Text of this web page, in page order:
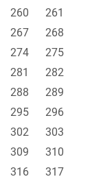
260
261
267
268
274
275
281
282
288
289
295
296
302
303
309
310
316
317